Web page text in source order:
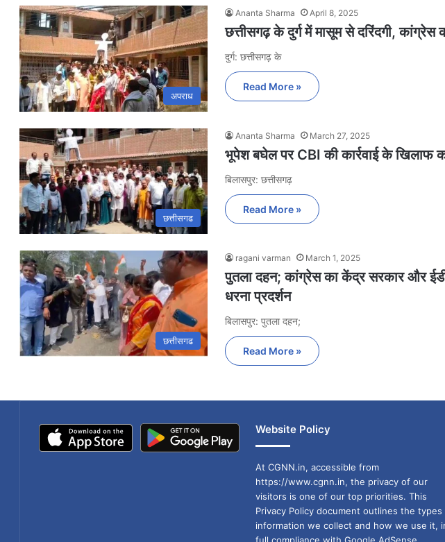
अपराध
Ananta Sharma April 8, 2025
छत्तीसगढ़ के दुर्ग में मासूम से दरिंदगी, कांग्रेस
दुर्ग: छत्तीसगढ़ के
Read More »
छत्तीसगढ
Ananta Sharma March 27, 2025
भूपेश बघेल पर CBI की कार्रवाई के खिलाफ
बिलासपुर: छत्तीसगढ़
Read More »
छत्तीसगढ
ragani varman March 1, 2025
पुतला दहन; कांग्रेस का केंद्र सरकार और
धरना प्रदर्शन
बिलासपुर: पुतला दहन;
Read More »
Website Policy
At CGNN.in, accessible from
https://www.cgnn.in, the privacy of our
visitors is one of our top priorities. This
Privacy Policy document outlines the types
information we collect and how we use it,